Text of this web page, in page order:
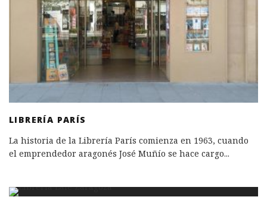
LIBRERÍA PARÍS
La historia de la Librería París comienza en 1963, cuando
el emprendedor aragonés José Muñío se hace cargo...